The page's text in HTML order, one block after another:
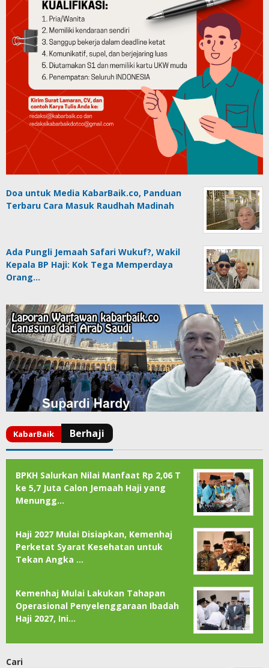
Doa untuk Media KabarBaik.co, Panduan
Terbaru Cara Masuk Raudhah Madinah
Ada Pungli Jemaah Safari Wukuf?, Wakil
Kepala BP Haji: Kok Tega Memperdaya
Orang…
BPKH Salurkan Nilai Manfaat Rp 2,06 T
ke 5,7 Juta Calon Jemaah Haji yang
Menungg…
Haji 2027 Mulai Disiapkan, Kemenhaj
Perketat Syarat Kesehatan untuk
Tekan Angka …
Kemenhaj Mulai Lakukan Tahapan
Operasional Penyelenggaraan Ibadah
Haji 2027, Ini…
Cari